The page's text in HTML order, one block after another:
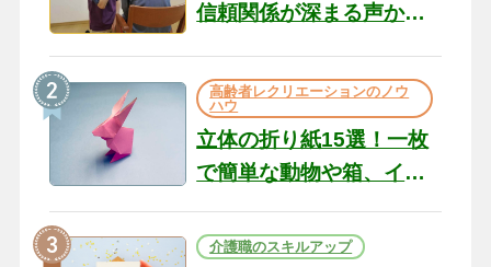
信頼関係が深まる声かけ
の現場から（22）
高齢者レクリエーションのノウ
ハウ
立体の折り紙15選！一枚
で簡単な動物や箱、イン
介護職のスキルアップ